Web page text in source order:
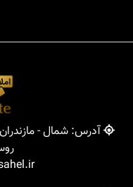
آدرس: شمال -